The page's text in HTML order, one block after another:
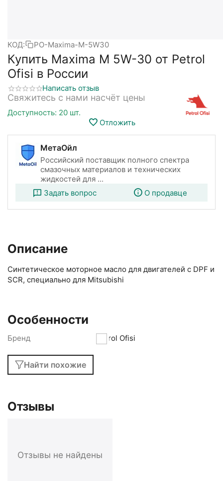
КОД: PO-Maxima-M-5W30
Купить Maxima M 5W-30 от Petrol
Ofisi в России
Написать отзыв
Свяжитесь с нами насчёт цены
Доступность: 20 шт.
Отложить
МетаОйл
Российский поставщик полного спектра
смазочных материалов и технических
жидкостей для ...
Задать вопрос
О продавце
Описание
Синтетическое моторное масло для двигателей с DPF и
SCR, специально для Mitsubishi
Особенности
Бренд Petrol Ofisi
Найти похожие
Отзывы
Отзывы не найдены